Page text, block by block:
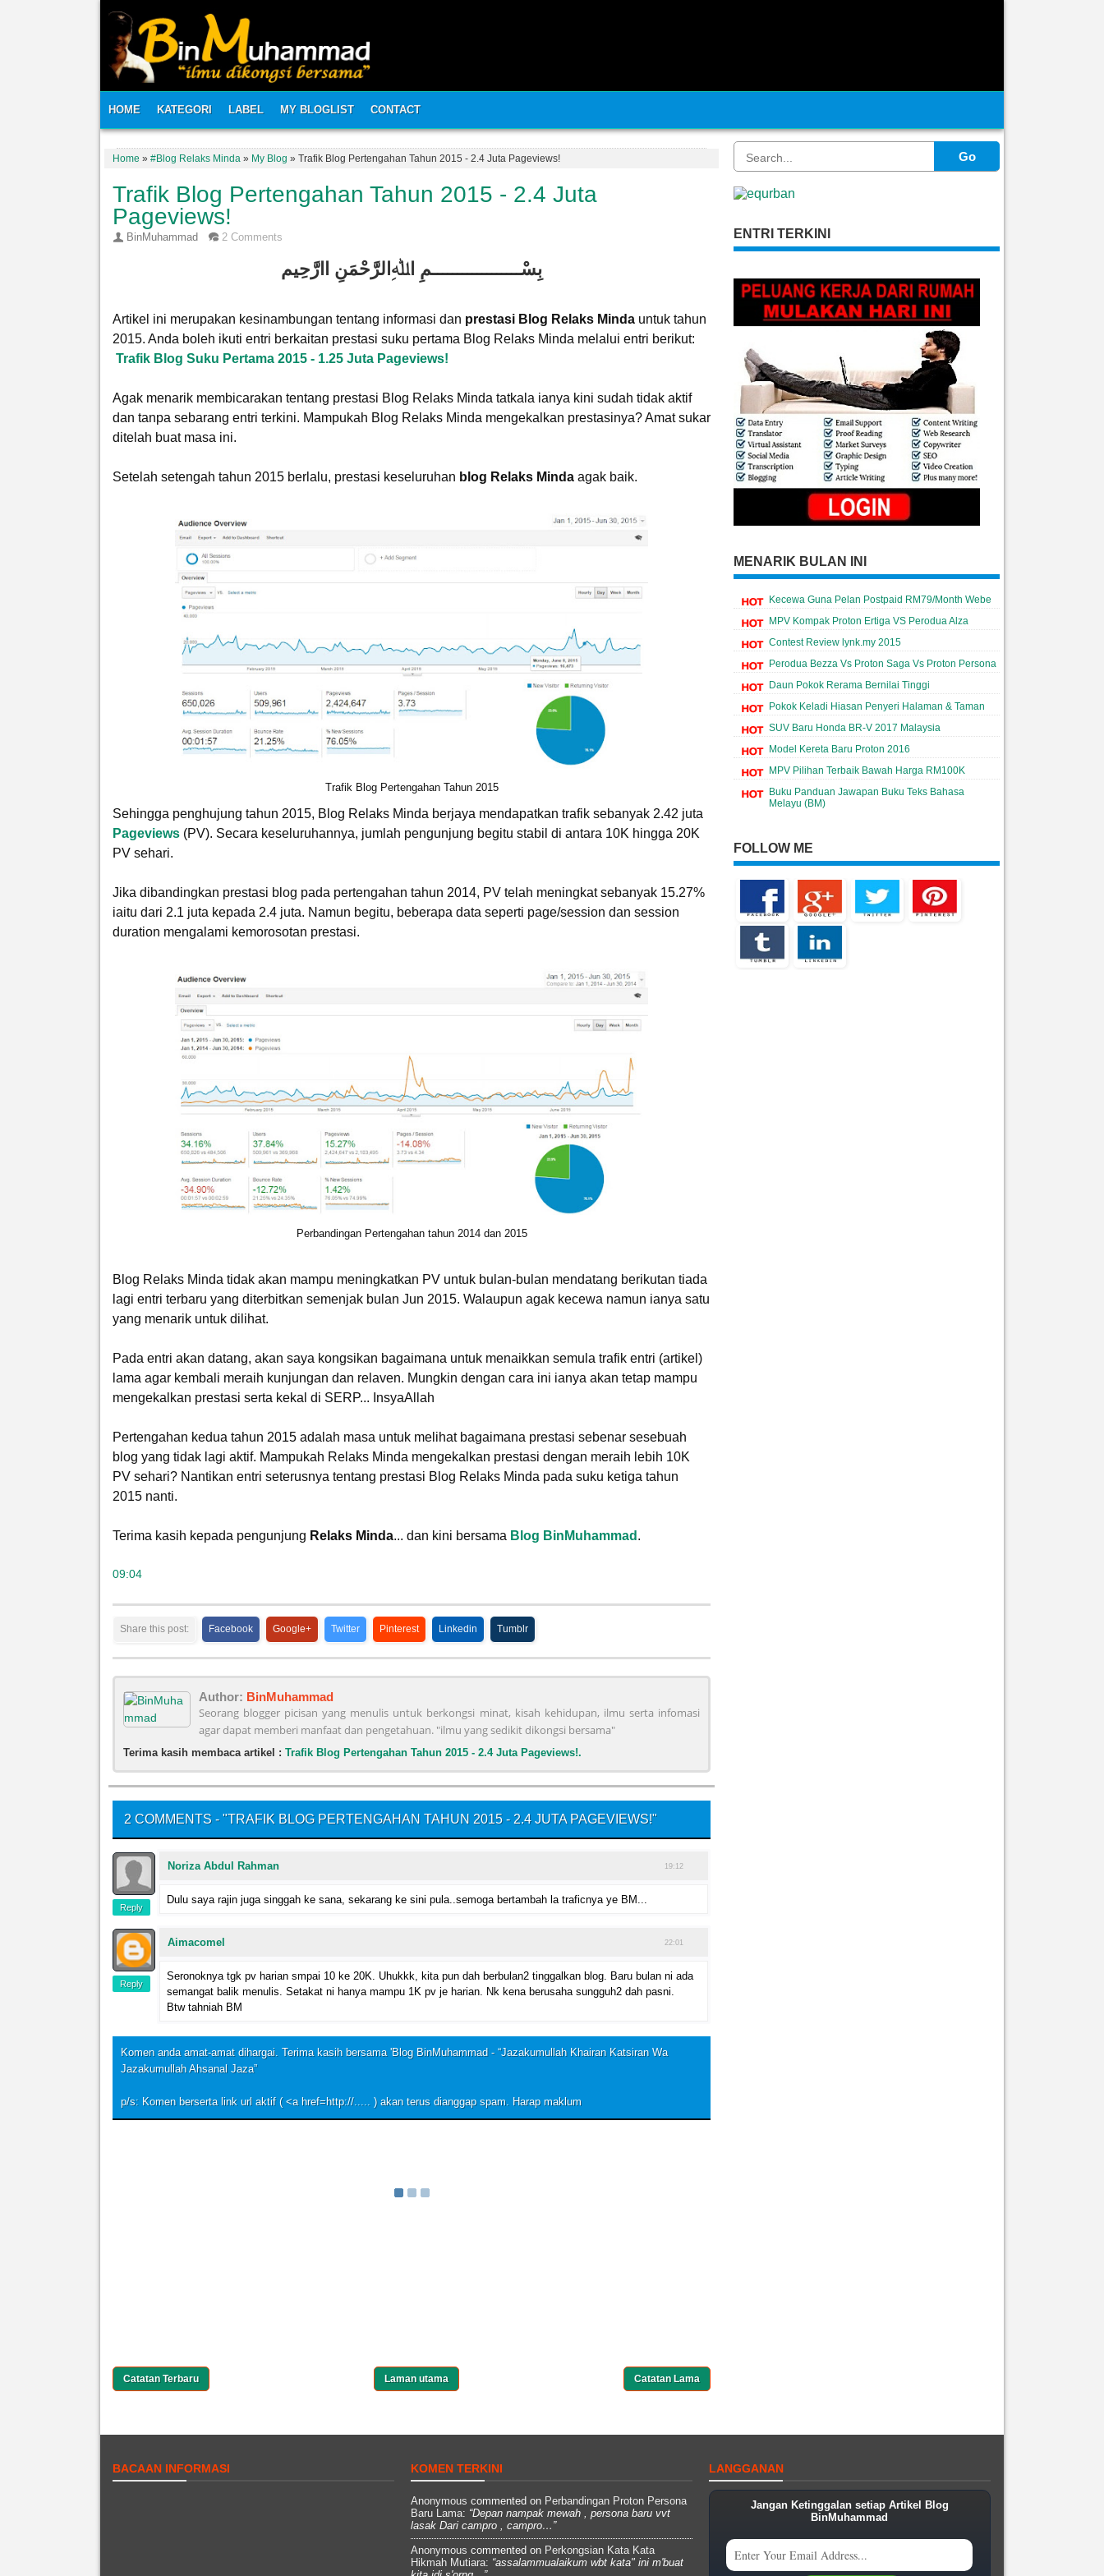
HOME KATEGORI LABEL MY BLOGLIST CONTACT
Home » #Blog Relaks Minda » My Blog » Trafik Blog Pertengahan Tahun 2015 - 2.4 Juta Pageviews!
Trafik Blog Pertengahan Tahun 2015 - 2.4 Juta
Pageviews!
BinMuhammad 2 Comments
بِسْــــــــــــــــــمِ اﷲِالرَّحْمَنِ اارَّحِيم
Artikel ini merupakan kesinambungan tentang informasi dan prestasi Blog Relaks Minda untuk tahun
2015. Anda boleh ikuti entri berkaitan prestasi suku pertama Blog Relaks Minda melalui entri berikut:
Trafik Blog Suku Pertama 2015 - 1.25 Juta Pageviews!
Agak menarik membicarakan tentang prestasi Blog Relaks Minda tatkala ianya kini sudah tidak aktif
dan tanpa sebarang entri terkini. Mampukah Blog Relaks Minda mengekalkan prestasinya? Amat sukar
ditelah buat masa ini.
Setelah setengah tahun 2015 berlalu, prestasi keseluruhan blog Relaks Minda agak baik.
Trafik Blog Pertengahan Tahun 2015
Sehingga penghujung tahun 2015, Blog Relaks Minda berjaya mendapatkan trafik sebanyak 2.42 juta
Pageviews (PV). Secara keseluruhannya, jumlah pengunjung begitu stabil di antara 10K hingga 20K
PV sehari.
Jika dibandingkan prestasi blog pada pertengahan tahun 2014, PV telah meningkat sebanyak 15.27%
iaitu dari 2.1 juta kepada 2.4 juta. Namun begitu, beberapa data seperti page/session dan session
duration mengalami kemorosotan prestasi.
Perbandingan Pertengahan tahun 2014 dan 2015
Blog Relaks Minda tidak akan mampu meningkatkan PV untuk bulan-bulan mendatang berikutan tiada
lagi entri terbaru yang diterbitkan semenjak bulan Jun 2015. Walaupun agak kecewa namun ianya satu
yang menarik untuk dilihat.
Pada entri akan datang, akan saya kongsikan bagaimana untuk menaikkan semula trafik entri (artikel)
lama agar kembali meraih kunjungan dan relaven. Mungkin dengan cara ini ianya akan tetap mampu
mengekalkan prestasi serta kekal di SERP... InsyaAllah
Pertengahan kedua tahun 2015 adalah masa untuk melihat bagaimana prestasi sebenar sesebuah
blog yang tidak lagi aktif. Mampukah Relaks Minda mengekalkan prestasi dengan meraih lebih 10K
PV sehari? Nantikan entri seterusnya tentang prestasi Blog Relaks Minda pada suku ketiga tahun
2015 nanti.
Terima kasih kepada pengunjung Relaks Minda... dan kini bersama Blog BinMuhammad .
09:04
Share this post: Facebook Google+ Twitter Pinterest Linkedin Tumblr
Author: BinMuhammad
Seorang blogger picisan yang menulis untuk berkongsi minat, kisah kehidupan, ilmu serta infomasi
agar dapat memberi manfaat dan pengetahuan. "ilmu yang sedikit dikongsi bersama"
Terima kasih membaca artikel : Trafik Blog Pertengahan Tahun 2015 - 2.4 Juta Pageviews!.
2 COMMENTS - "TRAFIK BLOG PERTENGAHAN TAHUN 2015 - 2.4 JUTA PAGEVIEWS!"
Reply
Noriza Abdul Rahman 19:12
Dulu saya rajin juga singgah ke sana, sekarang ke sini pula..semoga bertambah la traficnya ye BM...
Reply
Aimacomel 22:01
Seronoknya tgk pv harian smpai 10 ke 20K. Uhukkk, kita pun dah berbulan2 tinggalkan blog. Baru bulan ni ada
semangat balik menulis. Setakat ni hanya mampu 1K pv je harian. Nk kena berusaha sungguh2 dah pasni.
Btw tahniah BM
Komen anda amat-amat dihargai. Terima kasih bersama 'Blog BinMuhammad - “Jazakumullah Khairan Katsiran Wa
Jazakumullah Ahsanal Jaza”
p/s: Komen berserta link url aktif ( <a href=http://..... ) akan terus dianggap spam. Harap maklum
Catatan Terbaru Catatan Lama
Laman utama
Go
ENTRI TERKINI
MENARIK BULAN INI
Kecewa Guna Pelan Postpaid RM79/Month Webe
MPV Kompak Proton Ertiga VS Perodua Alza
Contest Review lynk.my 2015
Perodua Bezza Vs Proton Saga Vs Proton Persona
Daun Pokok Rerama Bernilai Tinggi
Pokok Keladi Hiasan Penyeri Halaman & Taman
SUV Baru Honda BR-V 2017 Malaysia
Model Kereta Baru Proton 2016
MPV Pilihan Terbaik Bawah Harga RM100K
Buku Panduan Jawapan Buku Teks Bahasa
Melayu (BM)
FOLLOW ME
BACAAN INFORMASI KOMEN TERKINI
Anonymous commented on Perbandingan Proton Persona
Baru Lama: “Depan nampak mewah , persona baru vvt
lasak Dari campro , campro…”
Anonymous commented on Perkongsian Kata Kata
Hikmah Mutiara: “assalammualaikum wbt kata" ini m'buat
LANGGANAN
Jangan Ketinggalan setiap Artikel Blog
BinMuhammad